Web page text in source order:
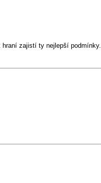
hraní zajistí ty nejlepší podmínky.